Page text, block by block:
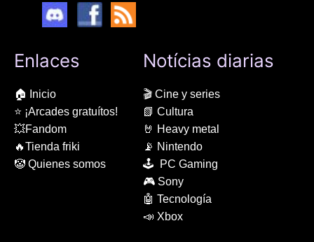
Enlaces
🏠 Inicio
⭐ ¡Arcades gratuítos!
💥Fandom
🔥Tienda friki
🤡 Quienes somos
Notícias diarias
🎬 Cine y series
📗 Cultura
🤘 Heavy metal
📡 Nintendo
🕹 PC Gaming
🎮 Sony
🤖 Tecnología
📣 Xbox